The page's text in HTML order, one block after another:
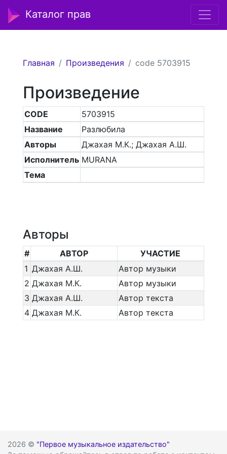
Каталог прав
Главная Произведения code 5703915
Произведение
CODE
5703915
Название
Разлюбила
Авторы
Джахая М.К.; Джахая А.Ш.
Исполнитель MURANA
Тема
Авторы
# АВТОР
УЧАСТИЕ
1 Джахая А.Ш.
Автор музыки
2 Джахая М.К.
Автор музыки
3 Джахая А.Ш.
Автор текста
4 Джахая М.К. Автор текста
2026 © "Первое музыкальное издательство"